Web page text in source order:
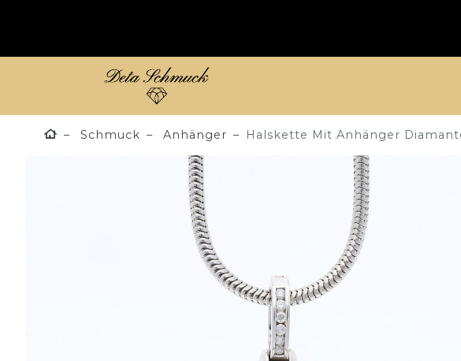
Schmuck Anhänger Halskette Mit Anhänger